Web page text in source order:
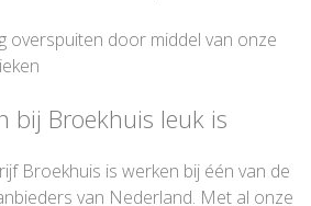
overspuiten door middel van onze
bij Broekhuis leuk is
Broekhuis is werken bij één van de
van Nederland. Met al onze